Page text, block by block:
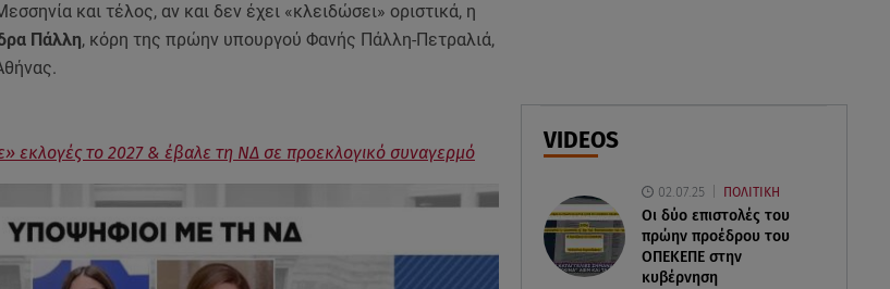
Πόσο καιρό παίρνει σε ένα
από πυρκαγιά
05.08.26 , 20:15
Πόρτο Γερμενό: Η στιγμή που η
VIDEOS
02.07.25 ΠΟΛΙΤΙΚΗ
Οι δύο επιστολές του
πρώην προέδρου του
ΟΠΕΚΕΠE στην
κυβέρνηση
και τέλος, αν και δεν έχει «κλειδώσει» οριστικά, η
Πάλλη, κόρη της πρώην υπουργού Φανής Πάλλη-Πετραλιά,
εκλογές το 2027 & έβαλε τη ΝΔ σε προεκλογικό συναγερμό